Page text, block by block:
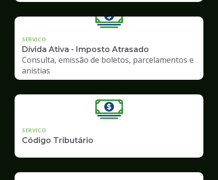
SERVICO
Dívida Ativa - Imposto Atrasado
Consulta, emissão de boletos, parcelamentos e
anistias
SERVICO
Código Tributário